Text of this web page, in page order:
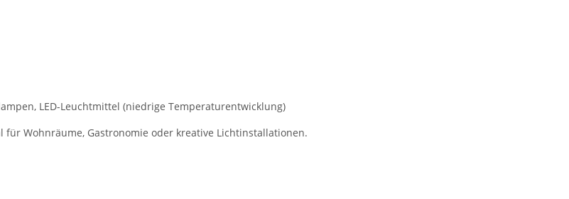
LED-Leuchtmittel (niedrige Temperaturentwicklung)
Wohnräume, Gastronomie oder kreative Lichtinstallationen.